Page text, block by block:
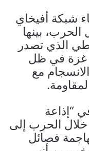
شبكة أفيخاي
الحرب، بينها
الذي تصدر
غزة في ظل
مع
“إذاعة
الحرب إلى
فصائل